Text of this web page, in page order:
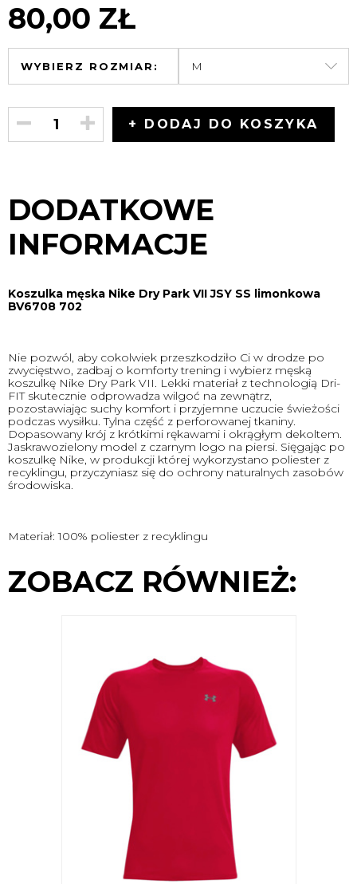
80,00 ZŁ
WYBIERZ ROZMIAR:
+ DODAJ DO KOSZYKA
DODATKOWE
INFORMACJE
Koszulka męska Nike Dry Park VII JSY SS limonkowa
BV6708 702
Nie pozwól, aby cokolwiek przeszkodziło Ci w drodze po
zwycięstwo, zadbaj o komforty trening i wybierz męską
koszulkę Nike Dry Park VII. Lekki materiał z technologią Dri-
FIT skutecznie odprowadza wilgoć na zewnątrz,
pozostawiając suchy komfort i przyjemne uczucie świeżości
podczas wysiłku. Tylna część z perforowanej tkaniny.
Dopasowany krój z krótkimi rękawami i okrągłym dekoltem.
Jaskrawozielony model z czarnym logo na piersi. Sięgając po
koszulkę Nike, w produkcji której wykorzystano poliester z
recyklingu, przyczyniasz się do ochrony naturalnych zasobów
środowiska.
Materiał: 100% poliester z recyklingu
ZOBACZ RÓWNIEŻ: